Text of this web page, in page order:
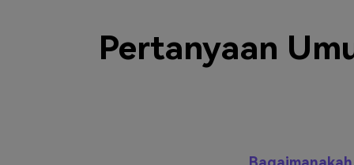
Pertanyaan